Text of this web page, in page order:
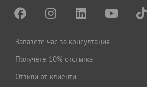
Запазете час за консултация
Получете 10% отстъпка
Отзиви от клиенти